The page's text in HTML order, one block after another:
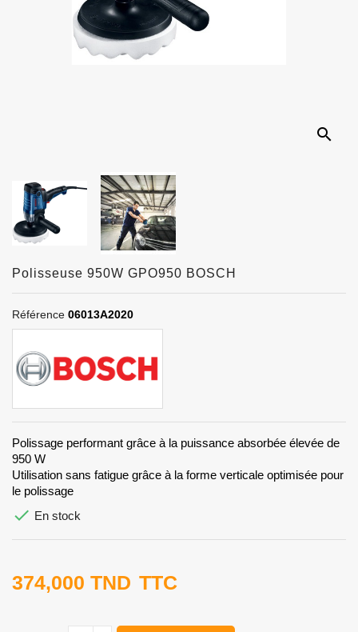
search
Polisseuse 950W GPO950 BOSCH
Référence 06013A2020
Polissage performant grâce à la puissance absorbée élevée de
950 W
Utilisation sans fatigue grâce à la forme verticale optimisée pour
le polissage
 En stock
374,000 TND TTC